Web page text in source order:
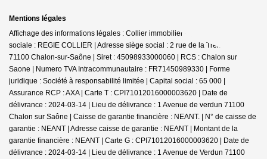
Mentions légales
Affichage des informations légales : Collier immobilier - Chalon | Raison
sociale : REGIE COLLIER | Adresse siège social : 2 rue de la Trémouille -
71100 Chalon-sur-Saône | Siret : 45098933000060 | RCS : Chalon sur
Saone | Numero TVA Intracommunautaire : FR71450989330 | Forme
juridique : Société à responsabilité limitée | Capital social : 65 000 |
Assurance RCP : AXA | Carte T : CPI71012016000003620 | Date de
délivrance : 2024-03-14 | Lieu de délivrance : 1 Avenue de verdun 71100
Chalon sur Saône | Caisse de garantie financière : NEANT. | N° de caisse de
garantie : NEANT | Adresse caisse de garantie : NEANT | Montant de la
garantie financière : NEANT | Carte G : CPI71012016000003620 | Date de
délivrance : 2024-03-14 | Lieu de délivrance : 1 Avenue de Verdun 71100